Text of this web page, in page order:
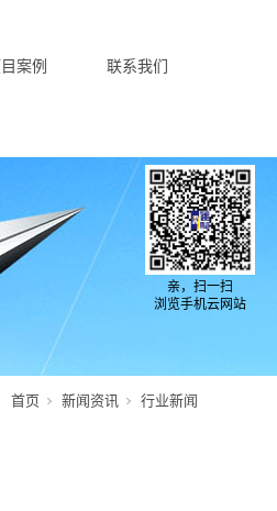
案例 联系我们
首页 新闻资讯 行业新闻
亲，扫一扫
浏览手机云网站